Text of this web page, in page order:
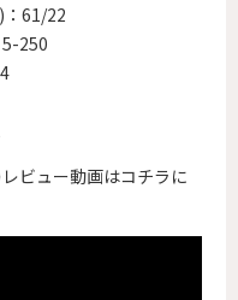
61/22
250
ビュー動画はコチラに